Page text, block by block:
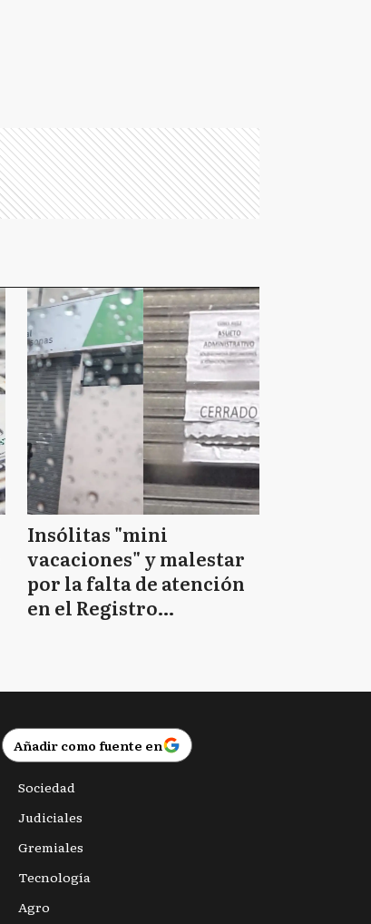
Insólitas "mini
vacaciones" y malestar
por la falta de atención
en el Registro
Añadir como fuente en
Sociedad
Judiciales
Gremiales
Tecnología
Agro